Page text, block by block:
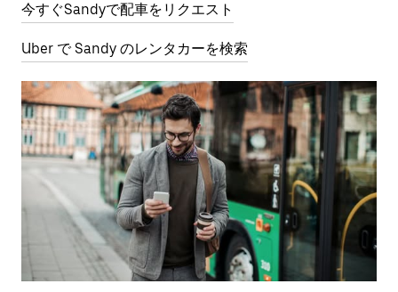
今すぐSandyで配車をリクエスト
Uber で Sandy のレンタカーを検索